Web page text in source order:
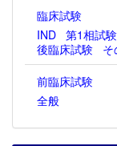
臨床試験
IND 第1相試験
後臨床試験
前臨床試験
全般